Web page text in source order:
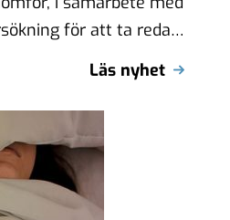
för att ta reda
Läs nyhet